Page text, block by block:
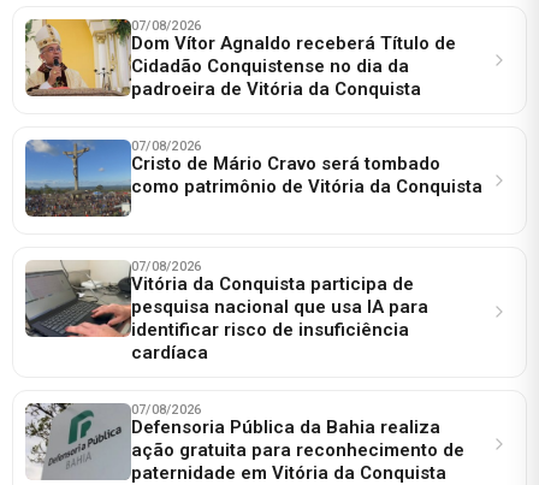
07/08/2026
Dom Vítor Agnaldo receberá Título de
Cidadão Conquistense no dia da
padroeira de Vitória da Conquista
07/08/2026
Cristo de Mário Cravo será tombado
como patrimônio de Vitória da Conquista
07/08/2026
Vitória da Conquista participa de
pesquisa nacional que usa IA para
identificar risco de insuficiência
cardíaca
07/08/2026
Defensoria Pública da Bahia realiza
ação gratuita para reconhecimento de
paternidade em Vitória da Conquista